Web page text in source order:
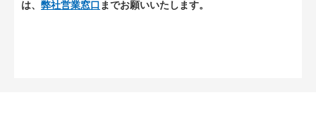
は、 弊社営業窓口 までお願いいたします。